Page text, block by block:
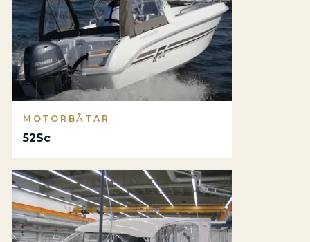
MOTORBÅTAR
52Sc